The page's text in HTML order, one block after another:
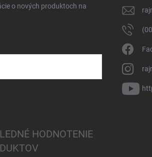
o nových produktoch na
HODNOTENIE